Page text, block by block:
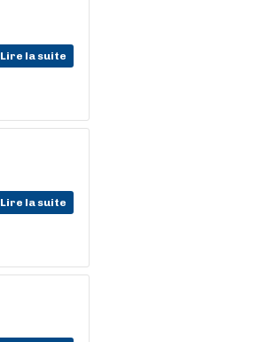
Lire la suite
Lire la suite